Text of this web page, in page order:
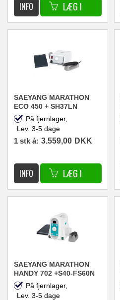
SAEYANG MARATHON
ECO 450 + SH37LN
NEGLSEFRÆSER
45.000RPM 100W HVID
På fjernlager,
Lev. 3-5 dage
1 stk á: 3.559,00 DKK
SAEYANG MARATHON
HANDY 702 +S40-FS60N
NEGLEFRÆSER
40.000RPM 100W
På fjernlager,
Lev. 3-5 dage